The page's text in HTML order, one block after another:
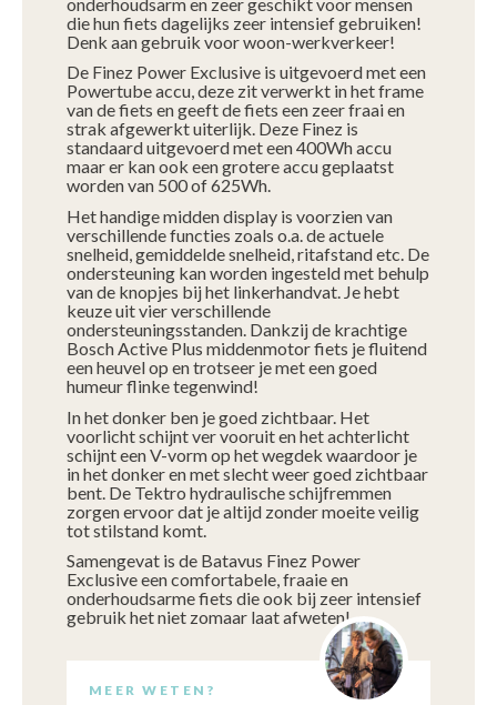
die hun fiets dagelijks zeer intensief gebruiken!
Denk aan gebruik voor woon-werkverkeer!
De Finez Power Exclusive is uitgevoerd met een
Powertube accu, deze zit verwerkt in het frame
van de fiets en geeft de fiets een zeer fraai en
strak afgewerkt uiterlijk. Deze Finez is
standaard uitgevoerd met een 400Wh accu
maar er kan ook een grotere accu geplaatst
worden van 500 of 625Wh.
Het handige midden display is voorzien van
verschillende functies zoals o.a. de actuele
snelheid, gemiddelde snelheid, ritafstand etc. De
ondersteuning kan worden ingesteld met behulp
van de knopjes bij het linkerhandvat. Je hebt
keuze uit vier verschillende
ondersteuningsstanden. Dankzij de krachtige
Bosch Active Plus middenmotor fiets je fluitend
een heuvel op en trotseer je met een goed
humeur flinke tegenwind!
In het donker ben je goed zichtbaar. Het
voorlicht schijnt ver vooruit en het achterlicht
schijnt een V-vorm op het wegdek waardoor je
in het donker en met slecht weer goed zichtbaar
bent. De Tektro hydraulische schijfremmen
zorgen ervoor dat je altijd zonder moeite veilig
tot stilstand komt.
Samengevat is de Batavus Finez Power
Exclusive een comfortabele, fraaie en
onderhoudsarme fiets die ook bij zeer intensief
gebruik het niet zomaar laat afweten!
MEER WETEN?